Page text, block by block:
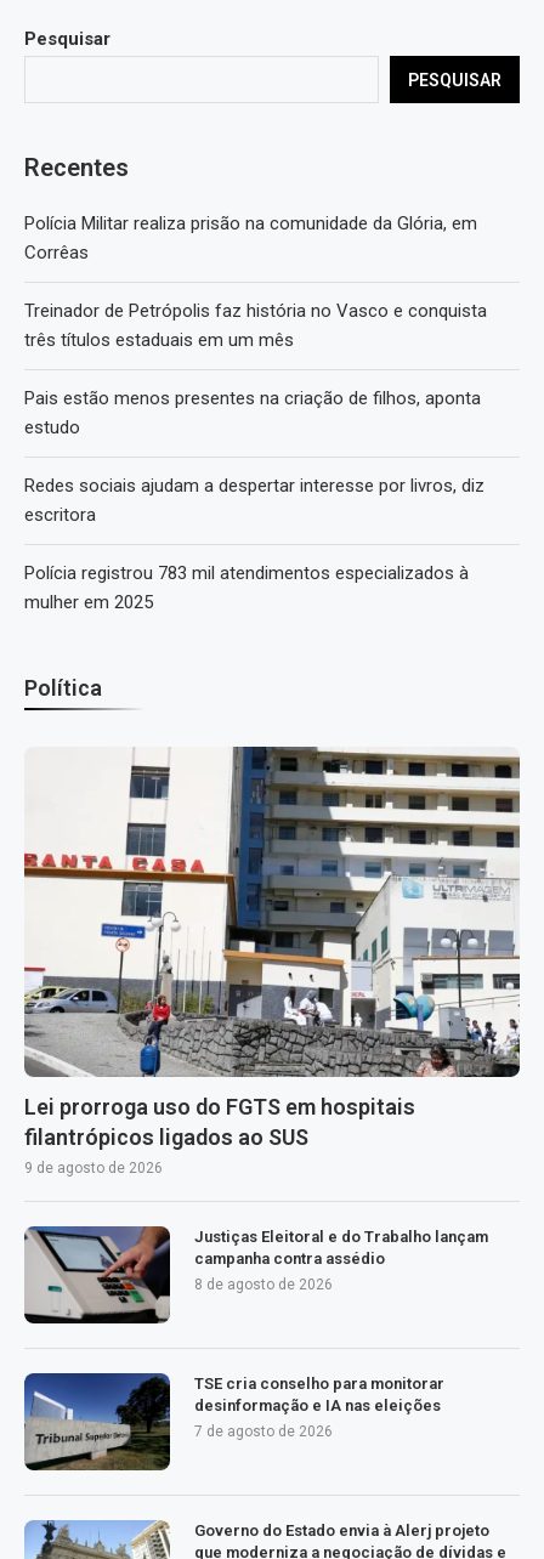
Pesquisar
PESQUISAR
Recentes
Polícia Militar realiza prisão na comunidade da Glória, em
Corrêas
Treinador de Petrópolis faz história no Vasco e conquista
três títulos estaduais em um mês
Pais estão menos presentes na criação de filhos, aponta
estudo
Redes sociais ajudam a despertar interesse por livros, diz
escritora
Polícia registrou 783 mil atendimentos especializados à
mulher em 2025
Política
Lei prorroga uso do FGTS em hospitais
filantrópicos ligados ao SUS
9 de agosto de 2026
Justiças Eleitoral e do Trabalho lançam
campanha contra assédio
8 de agosto de 2026
TSE cria conselho para monitorar
desinformação e IA nas eleições
7 de agosto de 2026
Governo do Estado envia à Alerj projeto
que moderniza a negociação de dívidas e